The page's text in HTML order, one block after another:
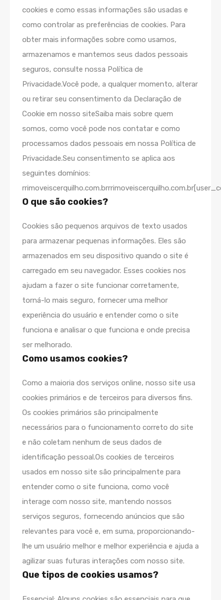
cookies e como essas informações são usadas e
como controlar as preferências de cookies. Para
obter mais informações sobre como usamos,
armazenamos e mantemos seus dados pessoais
seguros, consulte nossa Política de
Privacidade.Você pode, a qualquer momento, alterar
ou retirar seu consentimento da Declaração de
Cookie em nosso siteSaiba mais sobre quem
somos, como você pode nos contatar e como
processamos dados pessoais em nossa Política de
Privacidade.Seu consentimento se aplica aos
seguintes domínios:
O que são cookies?
Cookies são pequenos arquivos de texto usados
para armazenar pequenas informações. Eles são
armazenados em seu dispositivo quando o site é
carregado em seu navegador. Esses cookies nos
ajudam a fazer o site funcionar corretamente,
torná-lo mais seguro, fornecer uma melhor
experiência do usuário e entender como o site
funciona e analisar o que funciona e onde precisa
ser melhorado.
Como usamos cookies?
Como a maioria dos serviços online, nosso site usa
cookies primários e de terceiros para diversos fins.
Os cookies primários são principalmente
necessários para o funcionamento correto do site
e não coletam nenhum de seus dados de
identificação pessoal.Os cookies de terceiros
usados em nosso site são principalmente para
entender como o site funciona, como você
interage com nosso site, mantendo nossos
serviços seguros, fornecendo anúncios que são
relevantes para você e, em suma, proporcionando-
lhe um usuário melhor e melhor experiência e ajuda a
agilizar suas futuras interações com nosso site.
Que tipos de cookies usamos?